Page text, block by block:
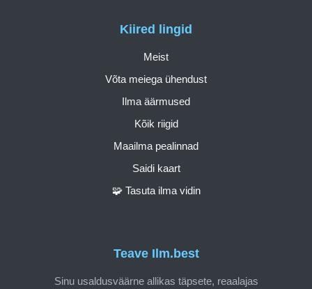
Teave Ilm.best
Sinu usaldusväärne allikas täpsete, reaalajas
Kiired lingid
Meist
Võta meiega ühendust
Ilma äärmused
Kõik riigid
Maailma pealinnad
Saidi kaart
🧩 Tasuta ilma vidin